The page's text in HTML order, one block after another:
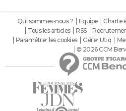
Qui sommes-nous ? Equipe Charte
Tous les articles
RSS
Paramétrer les cookies
Gérer Utiq
© 2026 CCM